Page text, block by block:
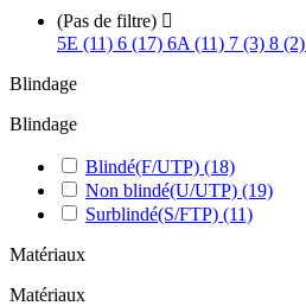
(Pas de filtre) 
5E (11) 6 (17) 6A (11) 7 (3) 8 (2)
Blindage
Blindage
Blindé(F/UTP) (18)
Non blindé(U/UTP) (19)
Surblindé(S/FTP) (11)
Matériaux
Matériaux